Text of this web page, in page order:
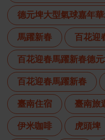
德元埤大型氣球嘉年
馬躍新春 百花迎
百花迎春馬躍新春德
百花迎春馬躍新春
臺南住宿 臺南旅
伊米咖啡 虎頭埤